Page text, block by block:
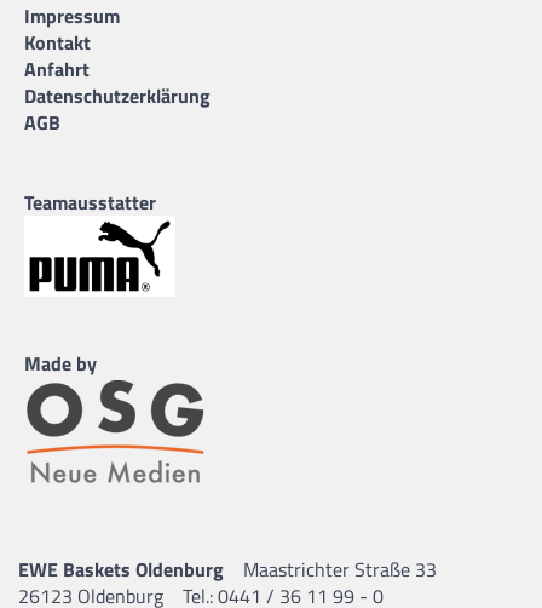
Impressum
Kontakt
Anfahrt
Datenschutzerklärung
AGB
Teamausstatter
Made by
EWE Baskets Oldenburg
Maastrichter Straße 33
26123 Oldenburg
Tel.: 0441 / 36 11 99 - 0